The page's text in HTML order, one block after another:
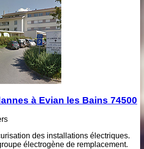
à Evian les Bains 74500
des installations électriques.
électrogène de remplacement.